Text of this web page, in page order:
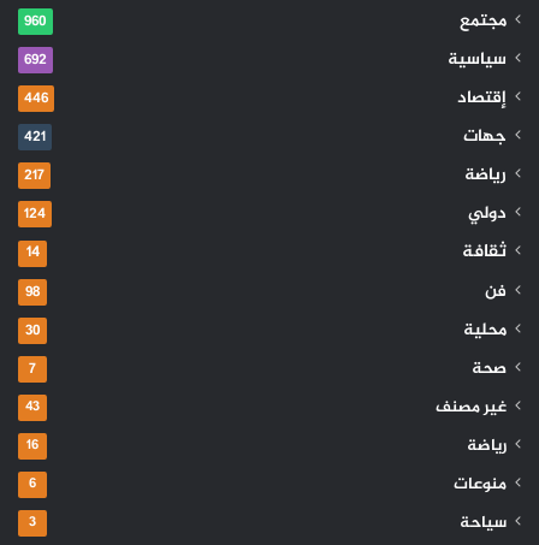
مجتمع 960
سياسية 692
إقتصاد 446
جهات 421
رياضة 217
دولي 124
ثقافة 14
فن 98
محلية 30
صحة 7
غير مصنف 43
رياضة 16
منوعات 6
سياحة 3